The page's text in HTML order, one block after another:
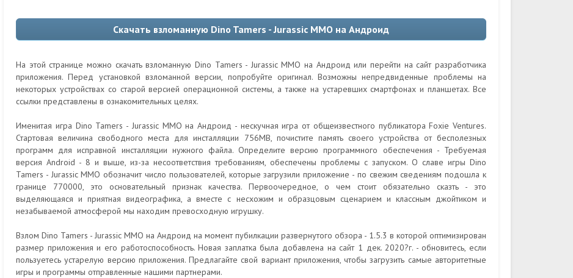
Скачать взломанную Dino Tamers - Jurassic MMO на Андроид
На этой странице можно скачать взломанную Dino Tamers - Jurassic MMO на Андроид или перейти на сайт разработчика
приложения. Перед установкой взломанной версии, попробуйте оригинал. Возможны непредвиденные проблемы на
некоторых устройствах со старой версией операционной системы, а также на устаревших смартфонах и планшетах. Все
ссылки представлены в ознакомительных целях.
Именитая игра Dino Tamers - Jurassic MMO на Андроид - нескучная игра от общеизвестного публикатора Foxie Ventures.
Стартовая величина свободного места для инсталляции 756MB, почистите память своего устройства от бесполезных
программ для исправной инсталляции нужного файла. Определите версию программного обеспечения - Требуемая
версия Android - 8 и выше, из-за несоответствия требованиям, обеспечены проблемы с запуском. О славе игры Dino
Tamers - Jurassic MMO обозначит число пользователей, которые загрузили приложение - по свежим сведениям подошла к
границе 770000, это основательный признак качества. Первоочередное, о чем стоит обязательно сказть - это
выделяющаяся и приятная видеографика, а вместе с несхожим и образцовым сценарием и классным джойтиком и
незабываемой атмосферой мы находим превосходную игрушку.
Взлом Dino Tamers - Jurassic MMO на Андроид на момент пубилкации развернутого обзора - 1.5.3 в которой оптимизирован
размер приложения и его работоспособность. Новая заплатка была добавлена на сайт 1 дек. 2020?г. - обновитесь, если
пользуетесь устарелую версию приложения. Предлагайте свой вариант приложения, чтобы загрузить самые авторитетные
игры и программы отправленные нашими партнерами.